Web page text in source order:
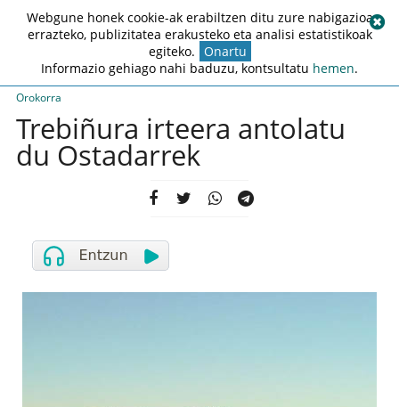
Orokorra
Trebiñura irteera antolatu
du Ostadarrek
Webgune honek cookie-ak erabiltzen ditu zure nabigazioa
errazteko, publizitatea erakusteko eta analisi estatistikoak
egiteko. Onartu
Informazio gehiago nahi baduzu, kontsultatu hemen.